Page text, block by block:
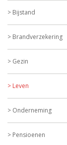
Bijstand
Brandverzekering
Gezin
Leven
Onderneming
Pensioenen